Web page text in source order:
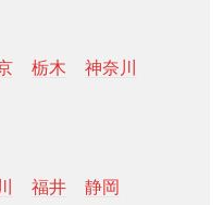
栃木
神奈川
福井 静岡